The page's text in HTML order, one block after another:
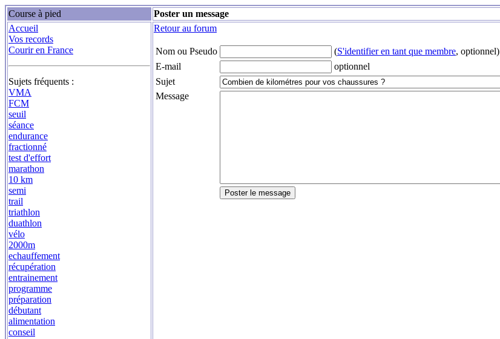
Course à pied
Poster un message
Accueil
Vos records
Courir en France
Sujets fréquents :
VMA
FCM
seuil
séance
endurance
fractionné
test d'effort
marathon
10 km
semi
trail
triathlon
duathlon
vélo
2000m
echauffement
récupération
entrainement
programme
préparation
débutant
alimentation
conseil
Retour au forum
Nom ou Pseudo (S'identifier en tant que membre, optionnel)
E-mail
optionnel
Sujet
Message